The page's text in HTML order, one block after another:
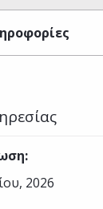
:
2026